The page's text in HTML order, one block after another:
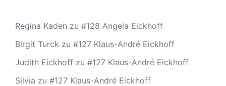
Regina Kaden zu #128 Angela Eickhoff
Birgit Turck zu #127 Klaus-André Eickhoff
Judith Eickhoff zu #127 Klaus-André Eickhoff
Silvia zu #127 Klaus-André Eickhoff